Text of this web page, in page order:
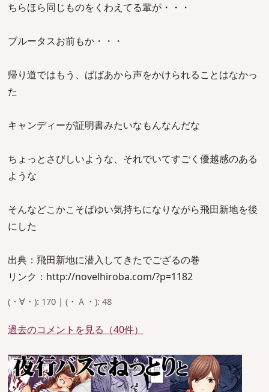
ちらほら同じものをくわえてる輩が・・・
ブルータスお前もか・・・
帰り道ではもう、ばばあから声をかけられることはなかっ
た
キャンディーが証明書みたいなもんなんだな
ちょっとさびしいような、それでいてすごく優越感のある
ような
そんなどこかこそばゆい気持ちになりながら飛田新地を後
にした
出典：飛田新地に潜入してきたでござるの巻
リンク：http://novelhiroba.com/?p=1182
(・∀・): 170 | (・Ａ・): 48
過去のコメントを見る（40件）